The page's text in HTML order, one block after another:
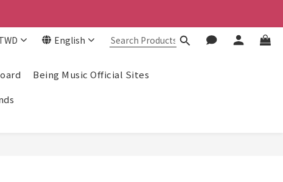
English
Being Music Official Sites